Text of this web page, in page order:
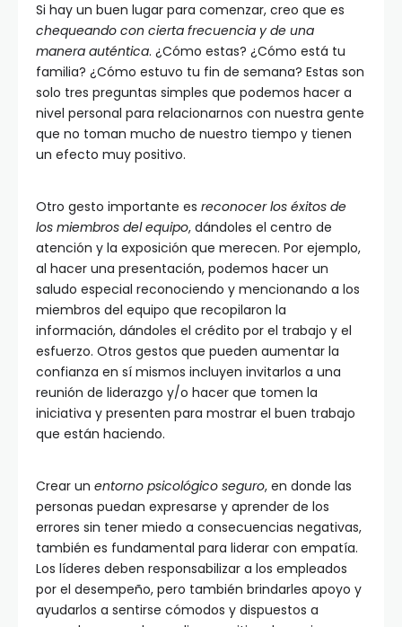
Si hay un buen lugar para comenzar, creo que es
chequeando con cierta frecuencia y de una
manera auténtica. ¿Cómo estas? ¿Cómo está tu
familia? ¿Cómo estuvo tu fin de semana? Estas son
solo tres preguntas simples que podemos hacer a
nivel personal para relacionarnos con nuestra gente
que no toman mucho de nuestro tiempo y tienen
un efecto muy positivo.
Otro gesto importante es reconocer los éxitos de
los miembros del equipo, dándoles el centro de
atención y la exposición que merecen. Por ejemplo,
al hacer una presentación, podemos hacer un
saludo especial reconociendo y mencionando a los
miembros del equipo que recopilaron la
información, dándoles el crédito por el trabajo y el
esfuerzo. Otros gestos que pueden aumentar la
confianza en sí mismos incluyen invitarlos a una
reunión de liderazgo y/o hacer que tomen la
iniciativa y presenten para mostrar el buen trabajo
que están haciendo.
Crear un entorno psicológico seguro, en donde las
personas puedan expresarse y aprender de los
errores sin tener miedo a consecuencias negativas,
también es fundamental para liderar con empatía.
Los líderes deben responsabilizar a los empleados
por el desempeño, pero también brindarles apoyo y
ayudarlos a sentirse cómodos y dispuestos a